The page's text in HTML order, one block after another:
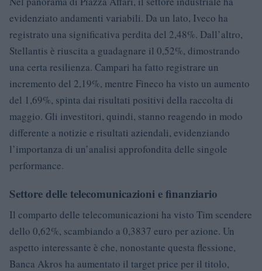
evidenziato andamenti variabili. Da un lato, Iveco ha
registrato una significativa perdita del 2,48%. Dall’altro,
Stellantis è riuscita a guadagnare il 0,52%, dimostrando
una certa resilienza. Campari ha fatto registrare un
incremento del 2,19%, mentre Fineco ha visto un aumento
del 1,69%, spinta dai risultati positivi della raccolta di
maggio. Gli investitori, quindi, stanno reagendo in modo
differente a notizie e risultati aziendali, evidenziando
l’importanza di un’analisi approfondita delle singole
performance.
Settore delle telecomunicazioni e finanziario
Il comparto delle telecomunicazioni ha visto Tim scendere
dello 0,62%, scambiando a 0,3837 euro per azione. Un
aspetto interessante è che, nonostante questa flessione,
Banca Akros ha aumentato il target price per il titolo,